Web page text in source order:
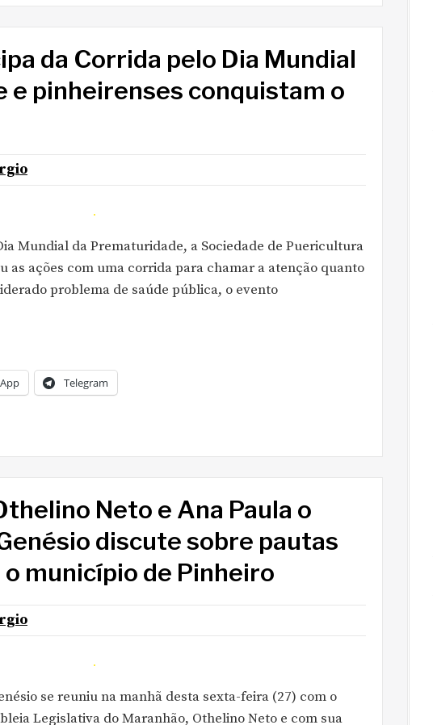
da Corrida pelo Dia Mundial
e pinheirenses conquistam o
Mundial da Prematuridade, a Sociedade de Puericultura
as ações com uma corrida para chamar a atenção quanto
problema de saúde pública, o evento
Telegram
Neto e Ana Paula o
discute sobre pautas
município de Pinheiro
se reuniu na manhã desta sexta-feira (27) com o
Legislativa do Maranhão, Othelino Neto e com sua